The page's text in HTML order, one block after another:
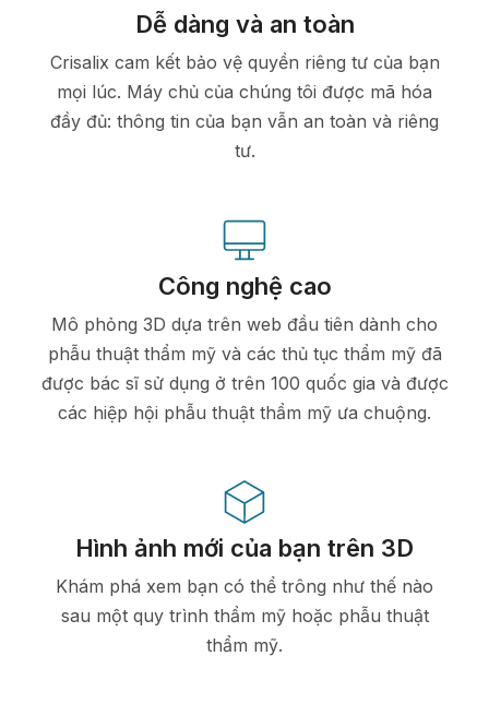
Dễ dàng và an toàn
Crisalix cam kết bảo vệ quyền riêng tư của bạn
mọi lúc. Máy chủ của chúng tôi được mã hóa
đầy đủ: thông tin của bạn vẫn an toàn và riêng
tư.
Công nghệ cao
Mô phỏng 3D dựa trên web đầu tiên dành cho
phẫu thuật thẩm mỹ và các thủ tục thẩm mỹ đã
được bác sĩ sử dụng ở trên 100 quốc gia và được
các hiệp hội phẫu thuật thẩm mỹ ưa chuộng.
Hình ảnh mới của bạn trên 3D
Khám phá xem bạn có thể trông như thế nào
sau một quy trình thẩm mỹ hoặc phẫu thuật
thẩm mỹ.